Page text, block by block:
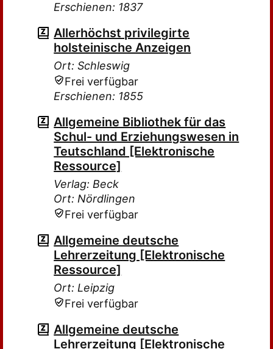
Erschienen: 1837
Allerhöchst privilegirte
holsteinische Anzeigen
Ort: Schleswig
Frei verfügbar
Erschienen: 1855
Allgemeine Bibliothek für das
Schul- und Erziehungswesen in
Teutschland [Elektronische
Ressource]
Verlag: Beck
Ort: Nördlingen
Frei verfügbar
Allgemeine deutsche
Lehrerzeitung [Elektronische
Ressource]
Ort: Leipzig
Frei verfügbar
Allgemeine deutsche
Lehrerzeitung [Elektronische